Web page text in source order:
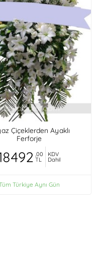
Çiçeklerden Ayaklı
Ferforje
,00
TL
KDV
Dahil
Türkiye Aynı Gün